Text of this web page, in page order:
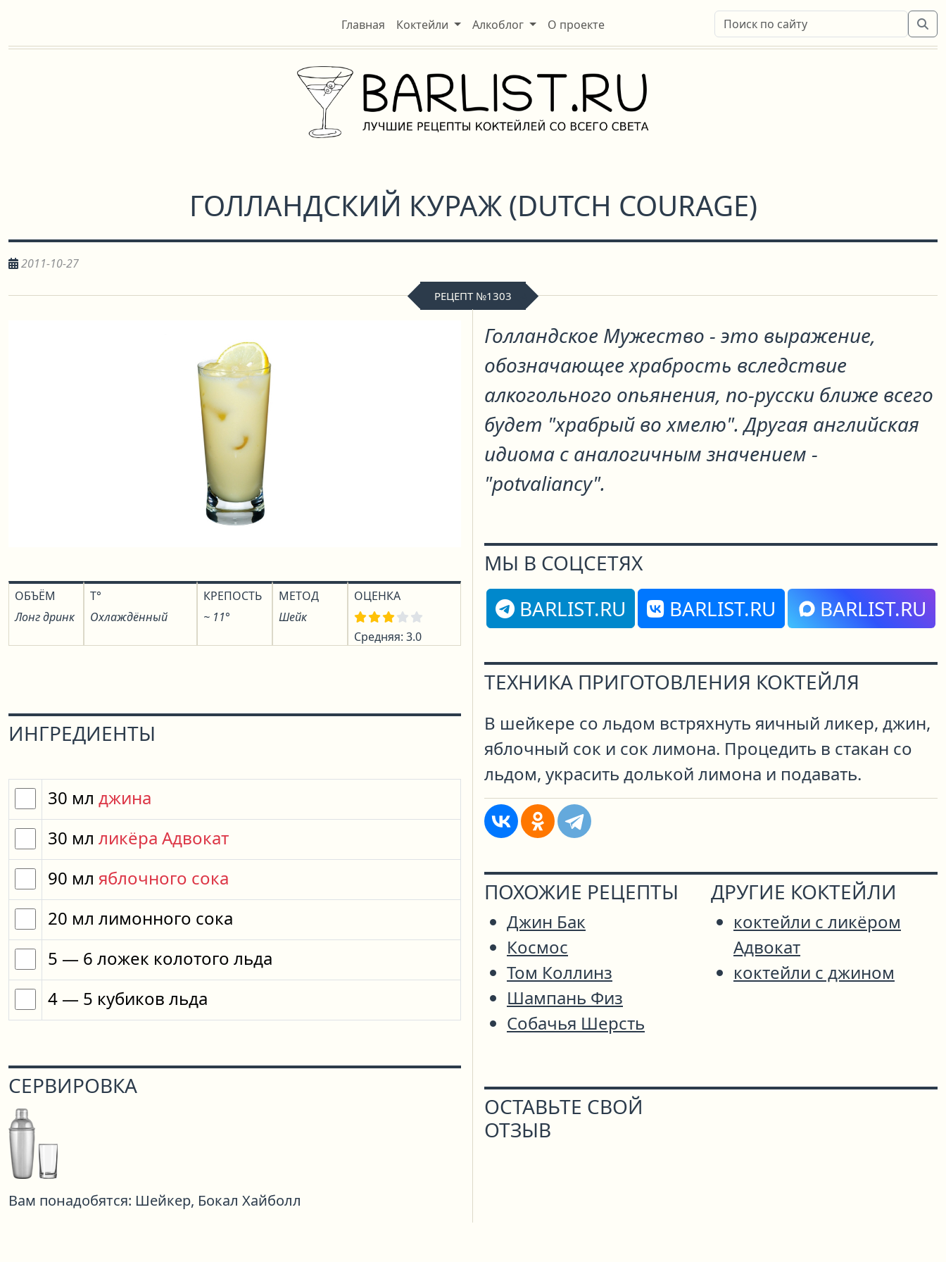
Главная Коктейли Алкоблог О проекте
ГОЛЛАНДСКИЙ КУРАЖ(DUTCH COURAGE)
2011-10-27
РЕЦЕПТ №1303
ОБЪЁМ
Лонг дринк
T°
Охлаждённый
КРЕПОСТЬ
~ 11°
МЕТОД
Шейк
ОЦЕНКА
Средняя: 3.0
ИНГРЕДИЕНТЫ
30 мл джина
30 мл ликёра Адвокат
90 мл яблочного сока
20 мл лимонного сока
5 — 6 ложек колотого льда
4 — 5 кубиков льда
СЕРВИРОВКА
Вам понадобятся: Шейкер, Бокал Хайболл
Голландское Мужество - это выражение,
обозначающее храбрость вследствие
алкогольного опьянения, по-русски ближе всего
будет "храбрый во хмелю". Другая английская
идиома с аналогичным значением -
"potvalianсy".
МЫ В СОЦСЕТЯХ
BARLIST.RU
BARLIST.RU BARLIST.RU
ТЕХНИКА ПРИГОТОВЛЕНИЯ КОКТЕЙЛЯ
В шейкере со льдом встряхнуть яичный ликер, джин,
яблочный сок и сок лимона. Процедить в стакан со
льдом, украсить долькой лимона и подавать.
ПОХОЖИЕ РЕЦЕПТЫ
Джин Бак
Космос
Том Коллинз
Шампань Физ
Собачья Шерсть
ДРУГИЕ КОКТЕЙЛИ
коктейли с ликёром
Адвокат
коктейли с джином
ОСТАВЬТЕ СВОЙ
ОТЗЫВ